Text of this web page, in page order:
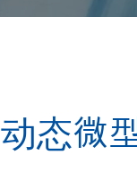
态微